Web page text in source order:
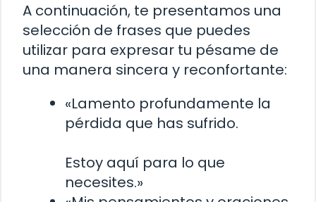
A continuación, te presentamos una
selección de frases que puedes
utilizar para expresar tu pésame de
una manera sincera y reconfortante:
«Lamento profundamente la
pérdida que has sufrido.
Estoy aquí para lo que
necesites.»